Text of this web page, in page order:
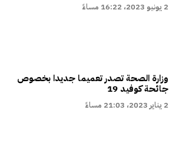
2 يونيو 2023، 16:22 مساءً
وزارة الصحة تصدر تعميما جديدا بخصوص
جائحة كوفيد 19
2 يناير 2023، 21:03 مساءً